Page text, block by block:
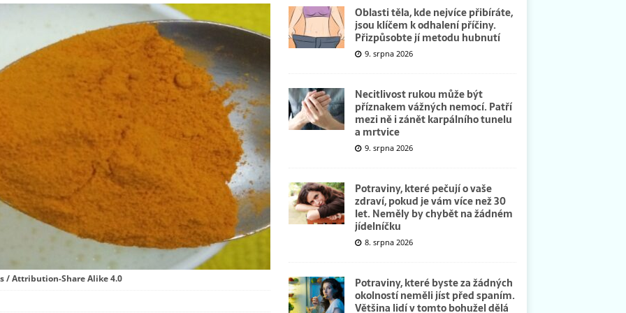
/ Attribution-Share Alike 4.0
Oblasti těla, kde nejvíce přibíráte,
jsou klíčem k odhalení příčiny.
Přizpůsobte jí metodu hubnutí
9. srpna 2026
Necitlivost rukou může být
příznakem vážných nemocí. Patří
mezi ně i zánět karpálního tunelu
a mrtvice
9. srpna 2026
Potraviny, které pečují o vaše
zdraví, pokud je vám více než 30
let. Neměly by chybět na žádném
jídelníčku
8. srpna 2026
Potraviny, které byste za žádných
okolností neměli jíst před spaním.
Většina lidí v tomto bohužel dělá